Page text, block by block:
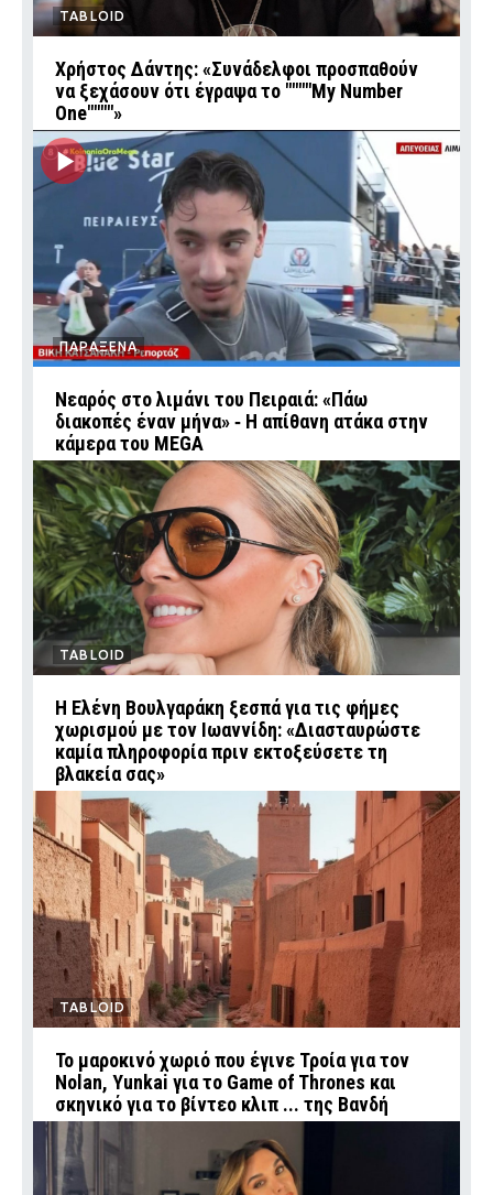
TABLOID
Χρήστος Δάντης: «Συνάδελφοι προσπαθούν
να ξεχάσουν ότι έγραψα το """"My Number
One""""»
ΠΑΡΑΞΕΝΑ
Νεαρός στο λιμάνι του Πειραιά: «Πάω
διακοπές έναν μήνα» ‑ Η απίθανη ατάκα στην
κάμερα του MEGA
TABLOID
Η Ελένη Βουλγαράκη ξεσπά για τις φήμες
χωρισμού με τον Ιωαννίδη: «Διασταυρώστε
καμία πληροφορία πριν εκτοξεύσετε τη
βλακεία σας»
TABLOID
Το μαροκινό χωριό που έγινε Τροία για τον
Nolan, Yunkai για το Game of Thrones και
σκηνικό για το βίντεο κλιπ ... της Βανδή